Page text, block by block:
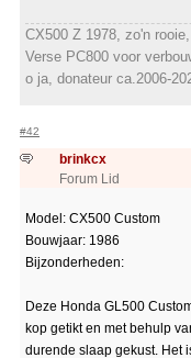
CX500 Z 1978, zo'n
Verse PC800 voor
o ja, donateur ca.2006-
#42
brinkcx
Forum Lid
Model: CX500 Custom
Bouwjaar: 1986
Bijzonderheden:
Deze Honda GL500
kop getikt en met behulp
durende slaap gekust. Het